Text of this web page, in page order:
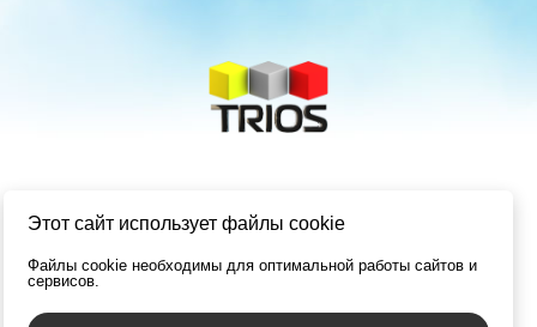
Этот сайт использует файлы cookie
Файлы cookie необходимы для оптимальной работы сайтов и
сервисов.